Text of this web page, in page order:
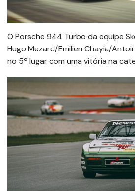
O Porsche 944 Turbo da equipe
Hugo Mezard/Emilien Chayia/
no 5º lugar com uma vitória na